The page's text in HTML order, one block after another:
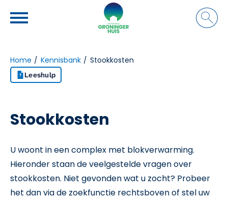
Naar hoofdinhoud
Naar hoofdnavigatiemenu
Naar zoeken
Naar de homepage
Ga naar Hoofd
Home Kennisbank Stookkosten
Leeshulp
Stookkosten
U woont in een complex met blokverwarming.
Hieronder staan de veelgestelde vragen over
stookkosten. Niet gevonden wat u zocht? Probeer
het dan via de zoekfunctie rechtsboven of stel uw